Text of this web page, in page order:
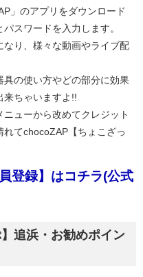
」のアプリをダウンロード
スワードを入力します。
なり、様々な動画やライブ配
の使い方やどの部分に効果
来ちゃいますよ!!
ューから改めてクレジット
てchocoZAP【ちょこざっ
登録】はコチラ(公式
追浜・お勧めポイン